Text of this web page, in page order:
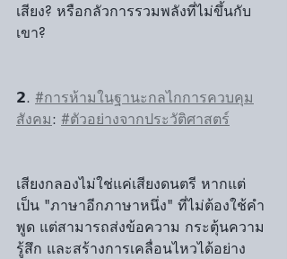
เสียง? หรือกลัวการรวมพลังที่ไม่ขึ้นกับ
เขา?
𝟮. #การห้ามในฐานะกลไกการควบคุม
สังคม: #ตัวอย่างจากประวัติศาสตร์
เสียงกลองไม่ใช่แค่เสียงดนตรี หากแต่
เป็น "ภาษาอีกภาษาหนึ่ง" ที่ไม่ต้องใช้คำ
พูด แต่สามารถส่งข้อความ กระตุ้นความ
รู้สึก และสร้างการเคลื่อนไหวได้อย่าง